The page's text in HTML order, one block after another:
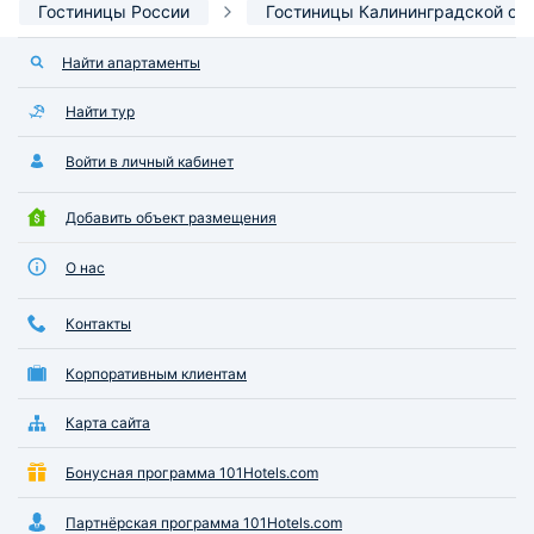
Гостиницы России Гостиницы Калининградской
Найти апартаменты
Найти тур
Войти в личный кабинет
Добавить объект размещения
О нас
Контакты
Корпоративным клиентам
Карта сайта
Бонусная программа 101Hotels.com
Партнёрская программа 101Hotels.com